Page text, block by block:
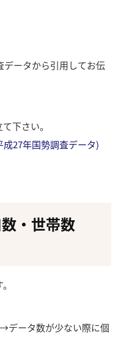
データから引用してお伝
下さい。
27年国勢調査データ)
・世帯数
→データ数が少ない際に個